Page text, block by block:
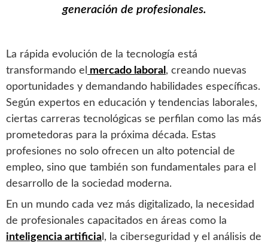
generación de profesionales.
La rápida evolución de la tecnología está
transformando el mercado laboral , creando nuevas
oportunidades y demandando habilidades específicas.
Según expertos en educación y tendencias laborales,
ciertas carreras tecnológicas se perfilan como las más
prometedoras para la próxima década. Estas
profesiones no solo ofrecen un alto potencial de
empleo, sino que también son fundamentales para el
desarrollo de la sociedad moderna.
En un mundo cada vez más digitalizado, la necesidad
de profesionales capacitados en áreas como la
inteligencia artificia l, la ciberseguridad y el análisis de